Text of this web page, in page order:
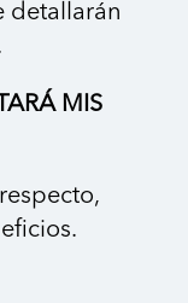
detallarán
MIS